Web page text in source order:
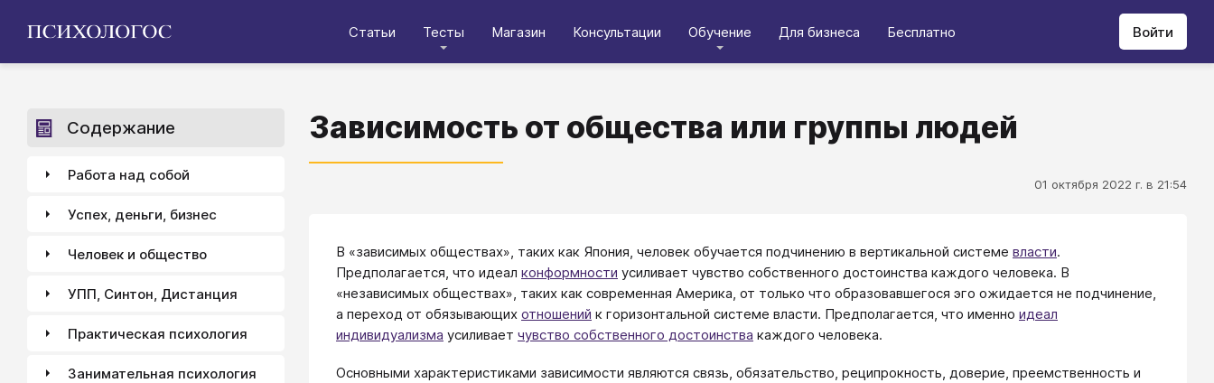
Статьи Тесты Магазин Консультации Обучение Для бизнеса Бесплатно Войти
Зависимость от общества или группы людей
01 октября 2022 г. в 21:54
В «зависимых обществах», таких как Япония, человек обучается подчинению в вертикальной системе власти.
Предполагается, что идеал конформности усиливает чувство собственного достоинства каждого человека. В
«независимых обществах», таких как современная Америка, от только что образовавшегося эго ожидается не подчинение,
а переход от обязывающих отношений к горизонтальной системе власти. Предполагается, что именно идеал
индивидуализма усиливает чувство собственного достоинства каждого человека.
Основными характеристиками зависимости являются связь, обязательство, реципрокность, доверие, преемственность и
Содержание
Работа над собой
Успех, деньги, бизнес
Человек и общество
УПП, Синтон, Дистанция
Практическая психология
Занимательная психология